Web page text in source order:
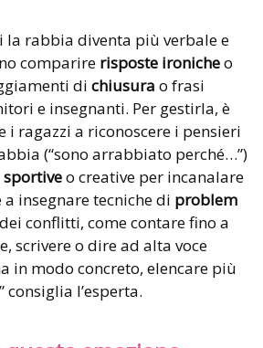
la rabbia diventa più verbale e
comparire risposte ironicheo
di chiusura o frasi
e insegnanti. Per gestirla, è
ragazzi a riconoscere i pensieri
(“sono arrabbiato perché…”)
o creative per incanalare
a insegnare tecniche di problem
conflitti, come contare fino a
scrivere o dire ad alta voce
in modo concreto, elencare più
l’esperta.